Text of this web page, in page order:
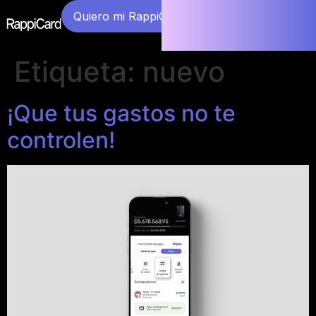
Quiero mi RappiCard
Etiqueta: nuevo
¡Que tus gastos no te
controlen!